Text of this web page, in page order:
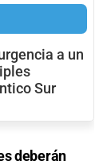
a un
Sur
deberán